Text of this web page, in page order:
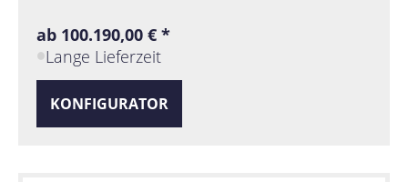
ab 100.190,00 € *
Lange Lieferzeit
KONFIGURATOR